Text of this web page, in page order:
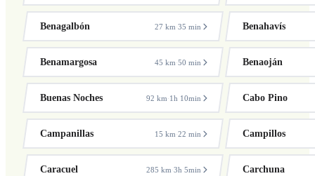
Benagalbón 27 km·35 min Benahavís
Benamargosa 45 km·50 min Benaoján
Buenas Noches 92 km·1h 10min Cabo Pino
Campanillas 15 km·22 min Campillos
Caracuel 285 km·3h 5min Carchuna